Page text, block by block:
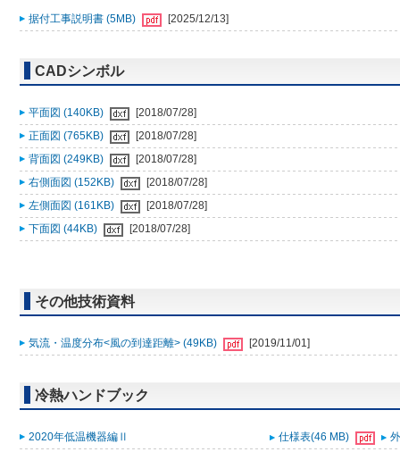
据付工事説明書 (5MB) [2025/12/13]
CADシンボル
平面図 (140KB)
[2018/07/28]
正面図 (765KB)
[2018/07/28]
背面図 (249KB)
[2018/07/28]
右側面図 (152KB)
[2018/07/28]
左側面図 (161KB)
[2018/07/28]
下面図 (44KB)
[2018/07/28]
その他技術資料
気流・温度分布<風の到達距離> (49KB) [2019/11/01]
冷熱ハンドブック
2020年低温機器編Ⅱ 仕様表(46 MB)